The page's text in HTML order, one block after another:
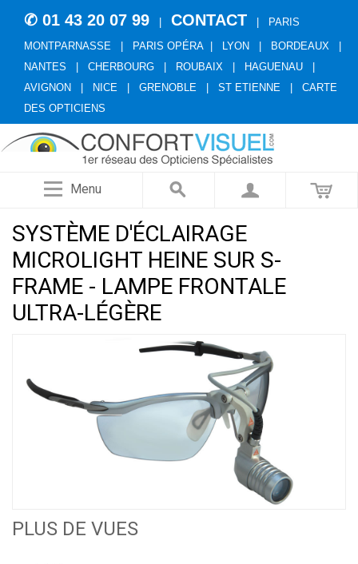
✆ 01 43 20 07 99 CONTACT
PARIS
MONTPARNASSE
PARIS OPÉRA LYON BORDEAUX
NANTES
CHERBOURG ROUBAIX HAGUENAU
AVIGNON
NICE GRENOBLE ST ETIENNE
CARTE
DES OPTICIENS
Menu
SYSTÈME D'ÉCLAIRAGE
MICROLIGHT HEINE SUR S-
FRAME - LAMPE FRONTALE
ULTRA-LÉGÈRE
PLUS DE VUES